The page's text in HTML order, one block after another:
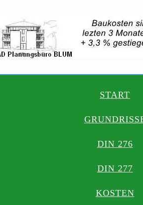
START
DIN 276
DIN 277
KOSTEN